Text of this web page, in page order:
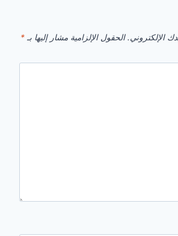
الإلكتروني. الحقول الإلزامية مشار إليها بـ *